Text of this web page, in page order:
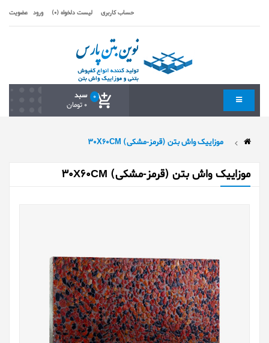
حساب کاربری لیست دلخواه (0) ورود عضویت
سبد 0
0 تومان
موزاییک واش بتن (قرمز-مشکی) 30X60CM
موزاییک واش بتن (قرمز-مشکی) 30X60CM